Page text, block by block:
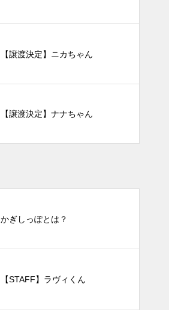
【譲渡決定】ニカちゃん
【譲渡決定】ナナちゃん
かぎしっぽとは？
【STAFF】ラヴィくん